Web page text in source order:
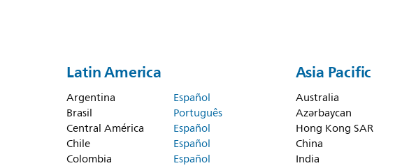
Latin America
Argentina
Español
Brasil
Português
Central América
Español
Chile
Español
Colombia
Español
Asia Pacific
Australia
Azərbaycan
Hong Kong SAR
China
India